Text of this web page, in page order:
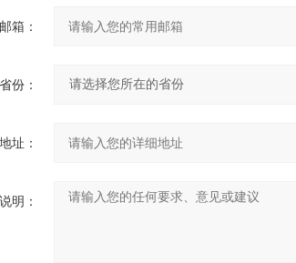
箱：
省份：
址：
明：